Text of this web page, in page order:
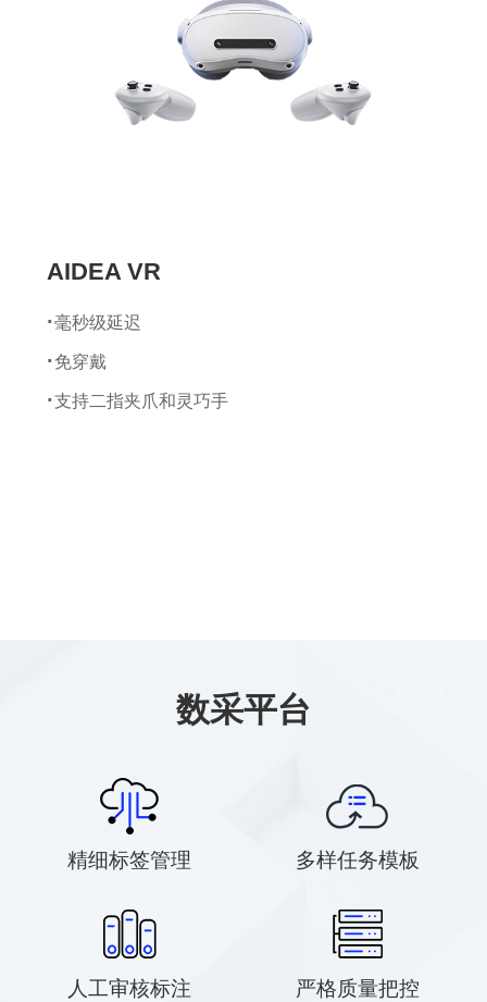
陀螺仪量程：±2000 dps
加速计量程：±8 g
最小分辨率：0.02°
静态姿态精度：Roll/Pitch 1.0°，Yaw 2
AIDEA VR
毫秒级延迟
免穿戴
支持二指夹爪和灵巧手
数采平台
精细标签管理 多样任务模板
人工审核标注 严格质量把控